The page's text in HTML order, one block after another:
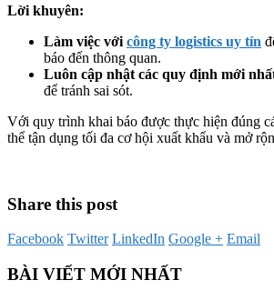
Lời khuyên:
Làm việc với công ty logistics uy tín
báo đến thông quan.
Luôn cập nhật các quy định mới
để tránh sai sót.
Với quy trình khai báo được thực hiện đúng
thể tận dụng tối đa cơ hội xuất khẩu và mở
Share this post
Facebook Twitter LinkedIn Google + Email
BÀI VIẾT MỚI NHẤT